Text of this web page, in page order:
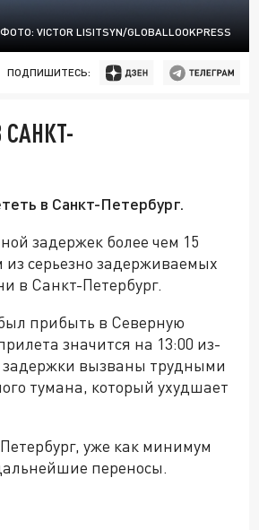
ФОТО: VICTOR LISITSYN/GLOBALLOOKPRESS
ПОДПИШИТЕСЬ:
в Санкт-Петербург.
задержек более чем 15
серьезно задерживаемых
в Санкт-Петербург.
прибыть в Северную
значится на 13:00 из-
задержки вызваны трудными
тумана, который ухудшает
уже как минимум
переносы.